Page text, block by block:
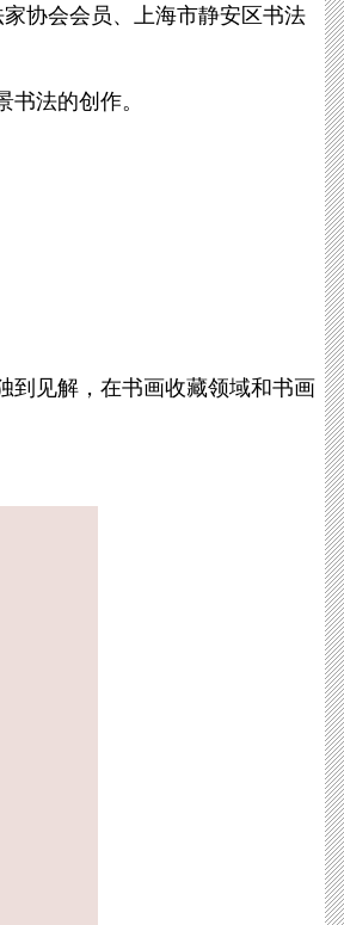
协会会员、上海市静安区书法
法的创作。
到见解，在书画收藏领域和书画